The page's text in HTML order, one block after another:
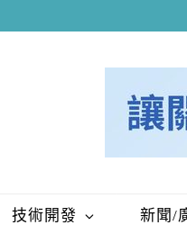
技術開發 新聞/